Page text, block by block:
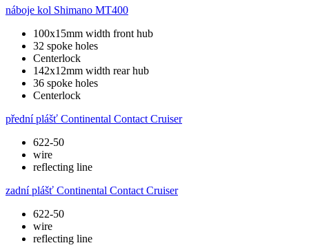
náboje kol Shimano MT400
100x15mm width front hub
32 spoke holes
Centerlock
142x12mm width rear hub
36 spoke holes
Centerlock
přední plášť Continental Contact Cruiser
622-50
wire
reflecting line
zadní plášť Continental Contact Cruiser
622-50
wire
reflecting line